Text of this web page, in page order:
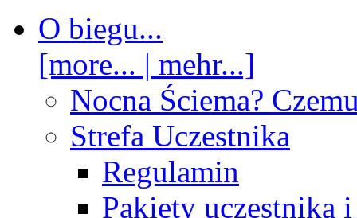
O biegu...
[more... | mehr...]
Nocna Ściema?
Strefa Uczestnika
Regulamin
Pakiety uczestnika